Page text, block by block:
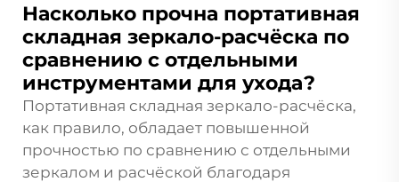
Насколько прочна портативная
складная зеркало-расчёска по
сравнению с отдельными
инструментами для ухода?
Портативная складная зеркало-расчёска,
как правило, обладает повышенной
прочностью по сравнению с отдельными
зеркалом и расчёской благодаря